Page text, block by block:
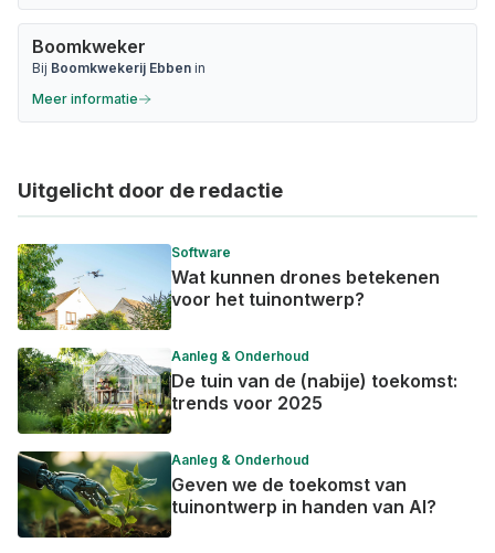
Boomkweker
Bij Boomkwekerij Ebben in
Meer informatie
Uitgelicht door de redactie
Software
Wat kunnen drones betekenen
voor het tuinontwerp?
Aanleg & Onderhoud
De tuin van de (nabije) toekomst:
trends voor 2025
Aanleg & Onderhoud
Geven we de toekomst van
tuinontwerp in handen van AI?